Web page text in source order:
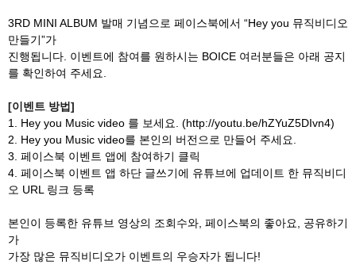
3RD MINI ALBUM 발매 기념으로 페이스북에서 “Hey you 뮤직비디오
만들기”가
진행됩니다. 이벤트에 참여를 원하시는 BOICE 여러분들은 아래 공지
를 확인하여 주세요.
[이벤트 방법]
1. Hey you Music video 를 보세요. (http://youtu.be/hZYuZ5DIvn4)
2. Hey you Music video를 본인의 버전으로 만들어 주세요.
3. 페이스북 이벤트 앱에 참여하기 클릭
4. 페이스북 이벤트 앱 하단 글쓰기에 유튜브에 업데이트 한 뮤직비디
오 URL 링크 등록
본인이 등록한 유튜브 영상의 조회수와, 페이스북의 좋아요, 공유하기
가
가장 많은 뮤직비디오가 이벤트의 우승자가 됩니다!